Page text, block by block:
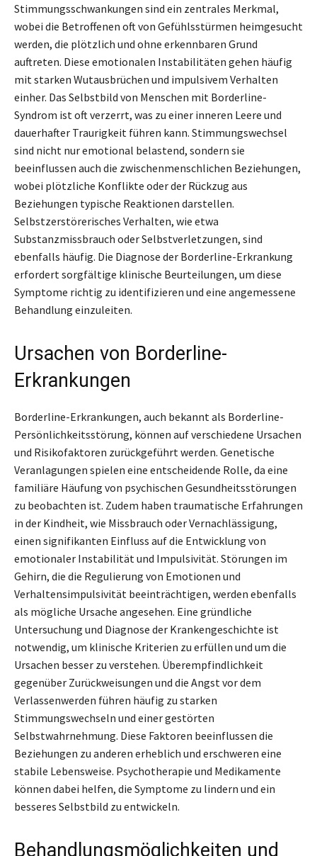
Stimmungsschwankungen sind ein zentrales Merkmal,
wobei die Betroffenen oft von Gefühlsstürmen heimgesucht
werden, die plötzlich und ohne erkennbaren Grund
auftreten. Diese emotionalen Instabilitäten gehen häufig
mit starken Wutausbrüchen und impulsivem Verhalten
einher. Das Selbstbild von Menschen mit Borderline-
Syndrom ist oft verzerrt, was zu einer inneren Leere und
dauerhafter Traurigkeit führen kann. Stimmungswechsel
sind nicht nur emotional belastend, sondern sie
beeinflussen auch die zwischenmenschlichen Beziehungen,
wobei plötzliche Konflikte oder der Rückzug aus
Beziehungen typische Reaktionen darstellen.
Selbstzerstörerisches Verhalten, wie etwa
Substanzmissbrauch oder Selbstverletzungen, sind
ebenfalls häufig. Die Diagnose der Borderline-Erkrankung
erfordert sorgfältige klinische Beurteilungen, um diese
Symptome richtig zu identifizieren und eine angemessene
Behandlung einzuleiten.
Ursachen von Borderline-
Erkrankungen
Borderline-Erkrankungen, auch bekannt als Borderline-
Persönlichkeitsstörung, können auf verschiedene Ursachen
und Risikofaktoren zurückgeführt werden. Genetische
Veranlagungen spielen eine entscheidende Rolle, da eine
familiäre Häufung von psychischen Gesundheitsstörungen
zu beobachten ist. Zudem haben traumatische Erfahrungen
in der Kindheit, wie Missbrauch oder Vernachlässigung,
einen signifikanten Einfluss auf die Entwicklung von
emotionaler Instabilität und Impulsivität. Störungen im
Gehirn, die die Regulierung von Emotionen und
Verhaltensimpulsivität beeinträchtigen, werden ebenfalls
als mögliche Ursache angesehen. Eine gründliche
Untersuchung und Diagnose der Krankengeschichte ist
notwendig, um klinische Kriterien zu erfüllen und um die
Ursachen besser zu verstehen. Überempfindlichkeit
gegenüber Zurückweisungen und die Angst vor dem
Verlassenwerden führen häufig zu starken
Stimmungswechseln und einer gestörten
Selbstwahrnehmung. Diese Faktoren beeinflussen die
Beziehungen zu anderen erheblich und erschweren eine
stabile Lebensweise. Psychotherapie und Medikamente
können dabei helfen, die Symptome zu lindern und ein
besseres Selbstbild zu entwickeln.
Behandlungsmöglichkeiten und